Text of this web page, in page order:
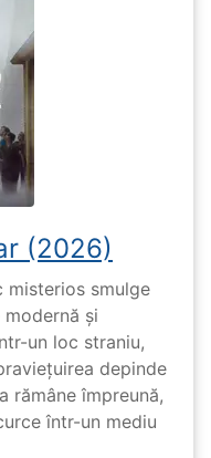
(2026)
misterios smulge
și
un loc straniu,
depinde
rămâne împreună,
într-un mediu